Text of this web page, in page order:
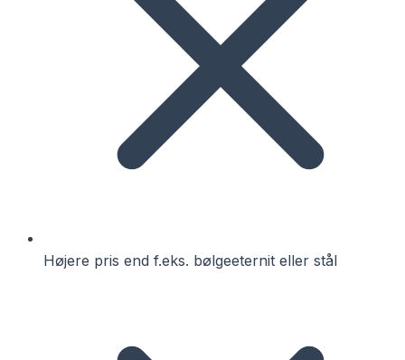
Højere pris end f.eks. bølgeeternit eller stål